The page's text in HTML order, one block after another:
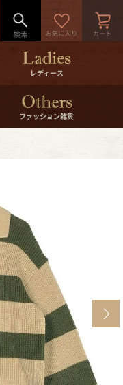
クーポンプレゼン
ンプレゼント
International Shipping
集一覧
ッフコーディネート
卸DOCK
レディース
ファッション雑貨